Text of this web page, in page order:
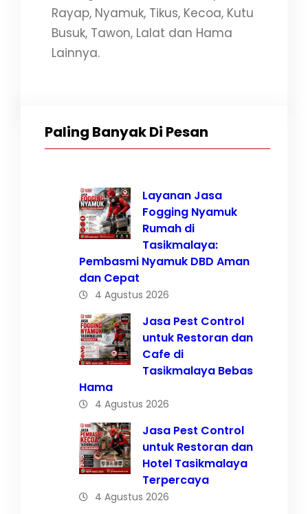
Rayap, Nyamuk, Tikus, Kecoa, Kutu
Busuk, Tawon, Lalat dan Hama
Lainnya.
Paling Banyak Di Pesan
Layanan Jasa
Fogging Nyamuk
Rumah di
Tasikmalaya:
Pembasmi Nyamuk DBD Aman
dan Cepat
4 Agustus 2026
Jasa Pest Control
untuk Restoran dan
Cafe di
Tasikmalaya Bebas
Hama
4 Agustus 2026
Jasa Pest Control
untuk Restoran dan
Hotel Tasikmalaya
Terpercaya
4 Agustus 2026